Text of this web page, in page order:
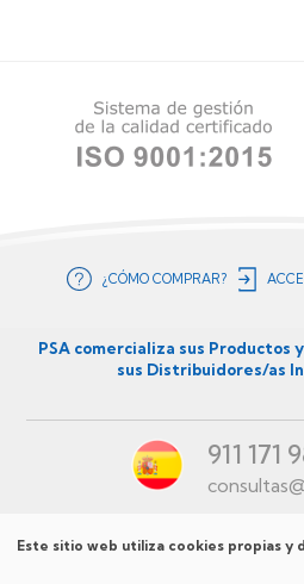
secundario
¿CÓMO COMPRAR?
PSA comercializa sus Productos
sus Distribuidores/as
911 171
Este sitio web utiliza cookies propias y